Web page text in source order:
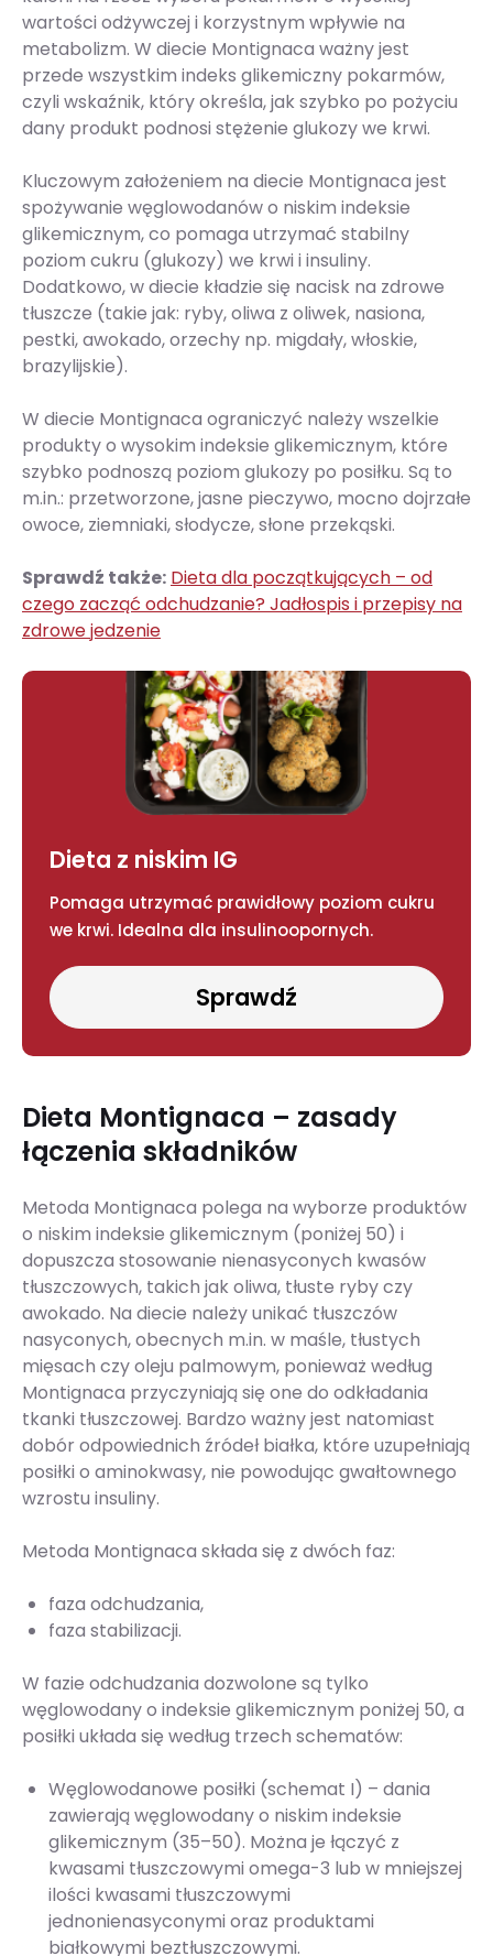
wartości odżywczej i korzystnym wpływie na
metabolizm. W diecie Montignaca ważny jest
przede wszystkim indeks glikemiczny pokarmów,
czyli wskaźnik, który określa, jak szybko po pożyciu
dany produkt podnosi stężenie glukozy we krwi.
Kluczowym założeniem na diecie Montignaca jest
spożywanie węglowodanów o niskim indeksie
glikemicznym, co pomaga utrzymać stabilny
poziom cukru (glukozy) we krwi i insuliny.
Dodatkowo, w diecie kładzie się nacisk na zdrowe
tłuszcze (takie jak: ryby, oliwa z oliwek, nasiona,
pestki, awokado, orzechy np. migdały, włoskie,
brazylijskie).
W diecie Montignaca ograniczyć należy wszelkie
produkty o wysokim indeksie glikemicznym, które
szybko podnoszą poziom glukozy po posiłku. Są to
m.in.: przetworzone, jasne pieczywo, mocno dojrzałe
owoce, ziemniaki, słodycze, słone przekąski.
Sprawdź także: Dieta dla początkujących – od
czego zacząć odchudzanie? Jadłospis i przepisy na
zdrowe jedzenie
Dieta z niskim IG
Pomaga utrzymać prawidłowy poziom cukru
we krwi. Idealna dla insulinoopornych.
Sprawdź
Dieta Montignaca – zasady
łączenia składników
Metoda Montignaca polega na wyborze produktów
o niskim indeksie glikemicznym (poniżej 50) i
dopuszcza stosowanie nienasyconych kwasów
tłuszczowych, takich jak oliwa, tłuste ryby czy
awokado. Na diecie należy unikać tłuszczów
nasyconych, obecnych m.in. w maśle, tłustych
mięsach czy oleju palmowym, ponieważ według
Montignaca przyczyniają się one do odkładania
tkanki tłuszczowej. Bardzo ważny jest natomiast
dobór odpowiednich źródeł białka, które uzupełniają
posiłki o aminokwasy, nie powodując gwałtownego
wzrostu insuliny.
Metoda Montignaca składa się z dwóch faz:
faza odchudzania,
faza stabilizacji.
W fazie odchudzania dozwolone są tylko
węglowodany o indeksie glikemicznym poniżej 50, a
posiłki układa się według trzech schematów:
Węglowodanowe posiłki (schemat I) – dania
zawierają węglowodany o niskim indeksie
glikemicznym (35–50). Można je łączyć z
kwasami tłuszczowymi omega-3 lub w mniejszej
ilości kwasami tłuszczowymi
jednonienasyconymi oraz produktami
białkowymi beztłuszczowymi.